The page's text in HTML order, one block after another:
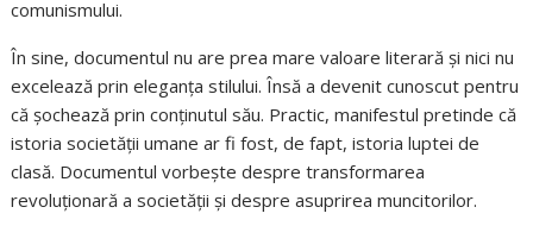
comunismului.
În sine, documentul nu are prea mare valoare literară și nici nu
excelează prin eleganța stilului. Însă a devenit cunoscut pentru
că șochează prin conținutul său. Practic, manifestul pretinde că
istoria societății umane ar fi fost, de fapt, istoria luptei de
clasă. Documentul vorbește despre transformarea
revoluționară a societății și despre asuprirea muncitorilor.